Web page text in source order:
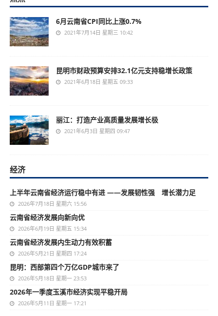
6月云南省CPI同比上涨0.7%
2021年7月14日 星期三 10:42
昆明市财政预算安排32.1亿元支持稳增长政策
2021年6月18日 星期五 09:33
丽江：打造产业高质量发展增长极
2021年6月3日 星期四 09:47
经济
上半年云南省经济运行稳中有进 ——发展韧性强 增长潜力足
2026年7月18日 星期六 15:56
云南省经济发展向新向优
2026年6月19日 星期五 15:34
云南省经济发展内生动力有效积蓄
2026年5月21日 星期四 17:24
昆明：西部第四个万亿GDP城市来了
2026年5月18日 星期一 23:53
2026年一季度玉溪市经济实现平稳开局
2026年5月11日 星期一 17:21